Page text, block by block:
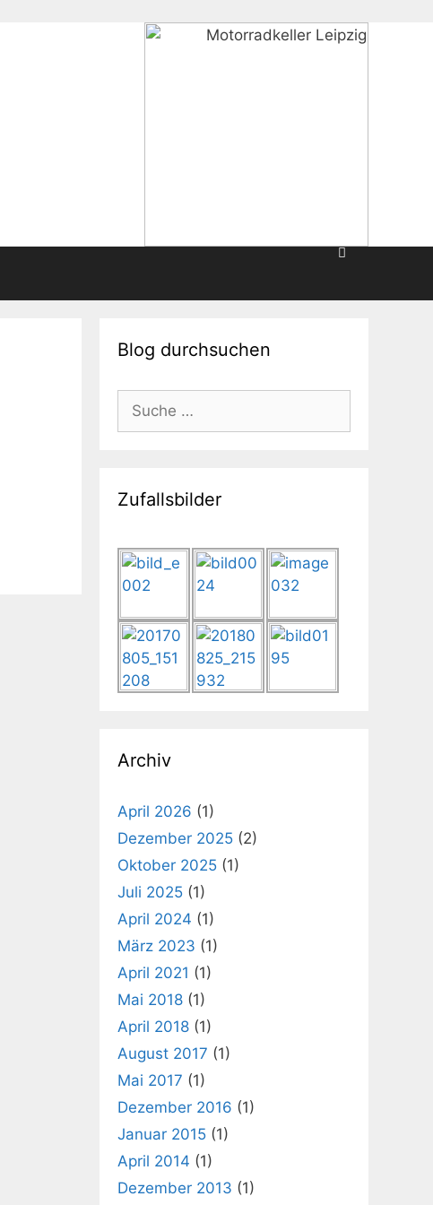
Blog durchsuchen
Suche
nach:
Zufallsbilder
Archiv
April 2026 (1)
Dezember 2025 (2)
Oktober 2025 (1)
Juli 2025 (1)
April 2024 (1)
März 2023 (1)
April 2021 (1)
Mai 2018 (1)
April 2018 (1)
August 2017 (1)
Mai 2017 (1)
Dezember 2016 (1)
Januar 2015 (1)
April 2014 (1)
Dezember 2013 (1)